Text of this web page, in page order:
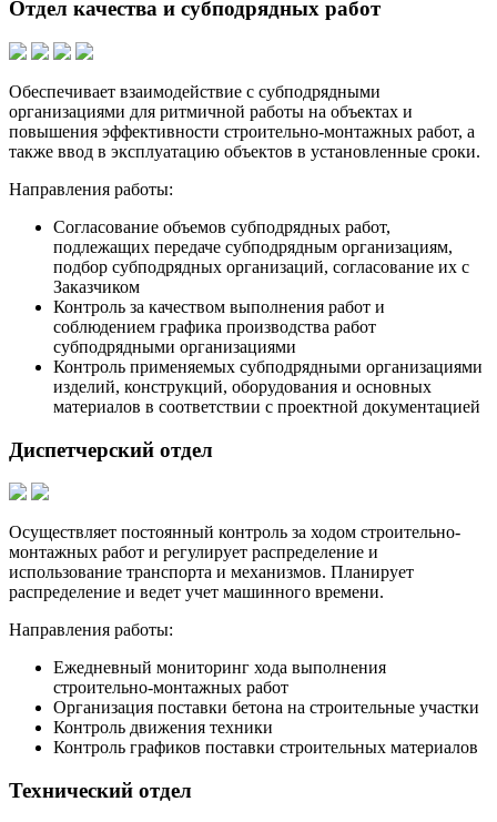
Отдел качества и субподрядных работ
Обеспечивает взаимодействие с субподрядными
организациями для ритмичной работы на объектах и
повышения эффективности строительно-монтажных работ, а
также ввод в эксплуатацию объектов в установленные сроки.
Направления работы:
Согласование объемов субподрядных работ,
подлежащих передаче субподрядным организациям,
подбор субподрядных организаций, согласование их с
Заказчиком
Контроль за качеством выполнения работ и
соблюдением графика производства работ
субподрядными организациями
Контроль применяемых субподрядными организациями
изделий, конструкций, оборудования и основных
материалов в соответствии с проектной документацией
Диспетчерский отдел
Осуществляет постоянный контроль за ходом строительно-
монтажных работ и регулирует распределение и
использование транспорта и механизмов. Планирует
распределение и ведет учет машинного времени.
Направления работы:
Ежедневный мониторинг хода выполнения
строительно-монтажных работ
Организация поставки бетона на строительные участки
Контроль движения техники
Контроль графиков поставки строительных материалов
Технический отдел